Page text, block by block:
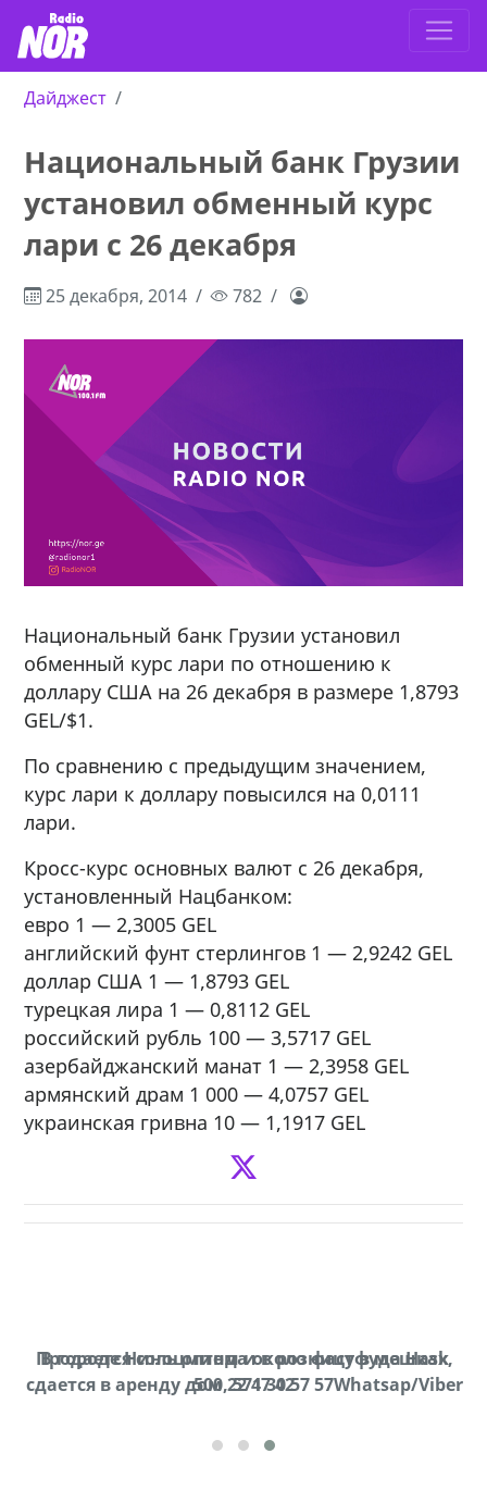
Дайджест
Национальный банк Грузии
установил обменный курс
лари с 26 декабря
25 декабря, 2014 782
Национальный банк Грузии установил
обменный курс лари по отношению к
доллару США на 26 декабря в размере 1,8793
GEL/$1.
По сравнению с предыдущим значением,
курс лари к доллару повысился на 0,0111
лари.
Кросс-курс основных валют с 26 декабря,
установленный Нацбанком:
евро 1 — 2,3005 GEL
английский фунт стерлингов 1 — 2,9242 GEL
доллар США 1 — 1,8793 GEL
турецкая лира 1 — 0,8112 GEL
российский рубль 100 — 3,5717 GEL
азербайджанский манат 1 — 2,3958 GEL
армянский драм 1 000 — 4,0757 GEL
украинская гривна 10 — 1,1917 GEL
Продается соль оптом и в розницу в мешках,
500 22 47 42
В городе Ниноцминда около фастфуда Hask
cдается в аренду дом, 571 30 57 57Whatsap/Viber